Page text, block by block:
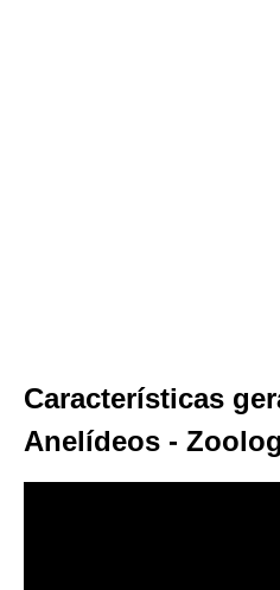
Características
Anelídeos -